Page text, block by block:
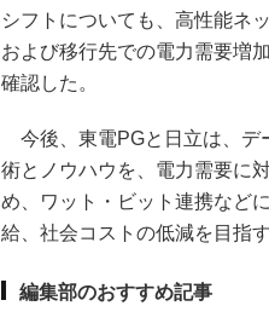
シフトについても、高性能ネ
および移行先での電力需要増
確認した。
今後、東電PGと日立は、デ
術とノウハウを、電力需要に
め、ワット・ビット連携など
給、社会コストの低減を目指
編集部のおすすめ記事